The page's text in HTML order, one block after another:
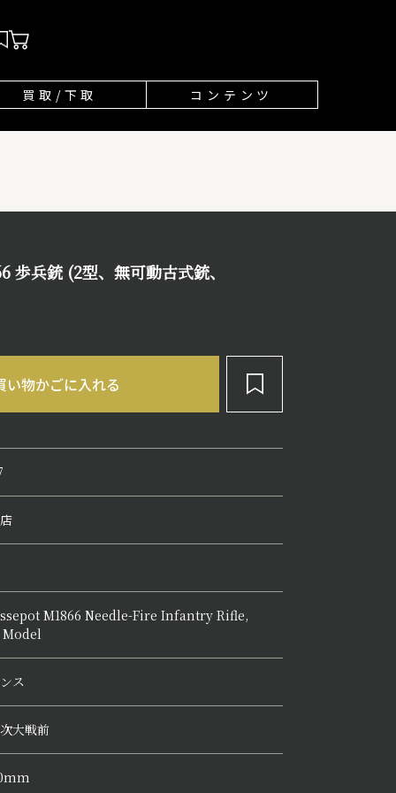
買取/下取 コンテンツ
歩兵銃 (2型、無可動古式銃、
M1866 Needle-Fire Infantry Rifle,
ス
大戦前